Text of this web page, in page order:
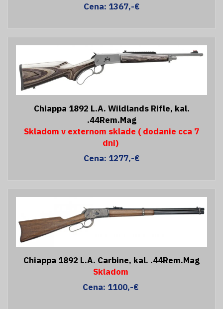
Cena: 1367,-€
Chiappa 1892 L.A. Wildlands Rifle, kal.
.44Rem.Mag
Skladom v externom sklade ( dodanie cca 7
dni)
Cena: 1277,-€
Chiappa 1892 L.A. Carbine, kal. .44Rem.Mag
Skladom
Cena: 1100,-€